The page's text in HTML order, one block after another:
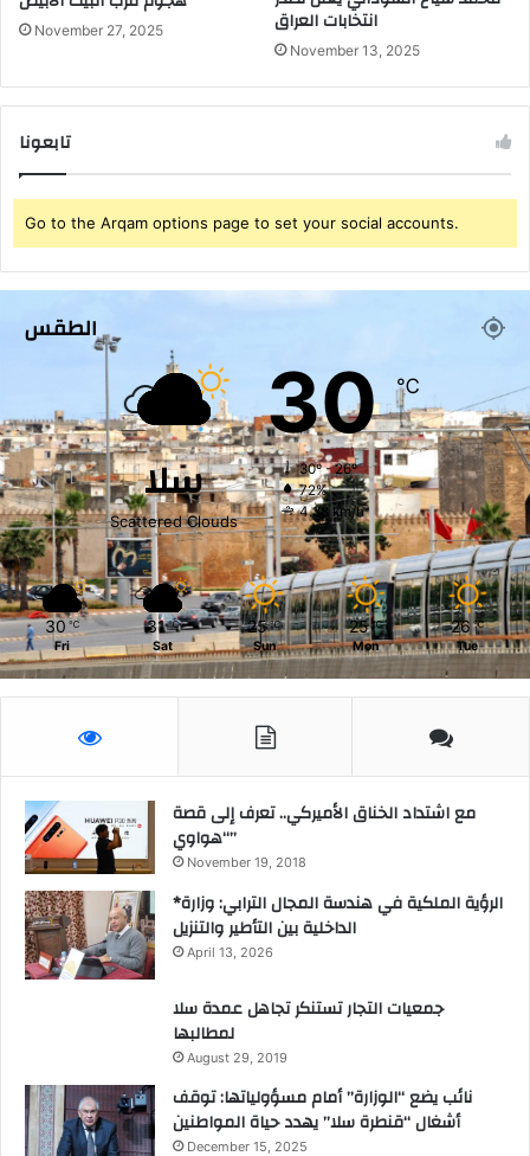
November 27, 2025 انتخابات العراق
November 13, 2025
تابعونا
Go to the Arqam options page to set your social accounts.
الطقس
سلا
Scattered Clouds
30℃
30º - 26º
72%
4.38 km/h
30 ℃
Fri
31 ℃
Sat
25 ℃
Sun
25 ℃
Mon
26 ℃
Tue
مع اشتداد الخناق الأميركي.. تعرف إلى قصة
“هواوي”
November 19, 2018
*الرؤية الملكية في هندسة المجال الترابي: وزارة
الداخلية بين التأطير والتنزيل
April 13, 2026
جمعيات التجار تستنكر تجاهل عمدة سلا
لمطالبها
August 29, 2019
نائب يضع “الوزارة” أمام مسؤولياتها: توقف
أشغال “قنطرة سلا” يهدد حياة المواطنين
December 15, 2025